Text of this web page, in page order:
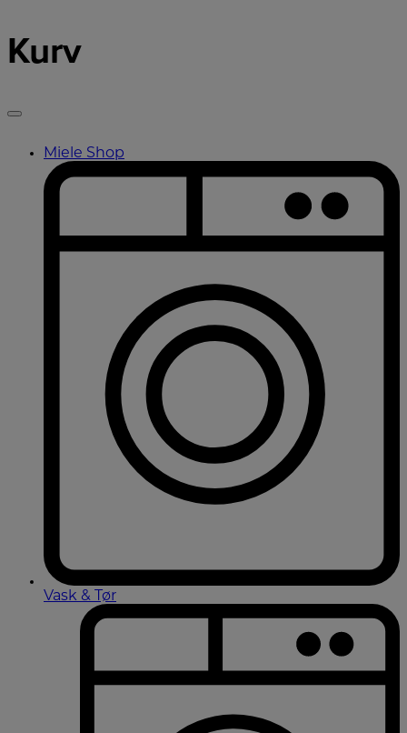
Kurv
Miele Shop
Vask & Tør